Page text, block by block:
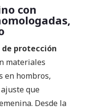
con
protección
materiales
en hombros,
que
Desde la